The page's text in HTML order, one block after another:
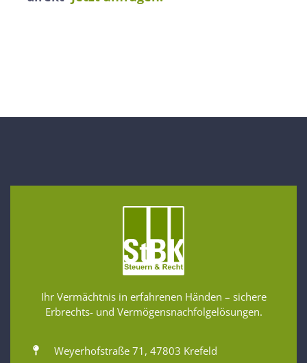
Ihr Vermächtnis in erfahrenen Händen – sichere
Erbrechts- und Vermögensnachfolgelösungen.
Weyerhofstraße 71, 47803 Krefeld